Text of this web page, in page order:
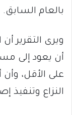
بالعام السابق.
ويرى التقرير
على الأقل،
النزاع وتنفيذ